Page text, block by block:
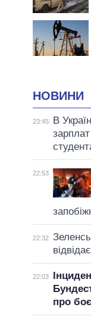
НОВИНИ
23:45
В
22:53
22:32
22:03
про